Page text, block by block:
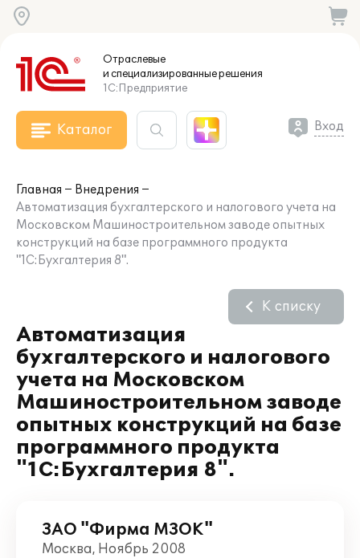
Отраслевые
и специализированныерешения
1С:Предприятие
Каталог Вход
Главная
Внедрения
Автоматизация бухгалтерского и налогового учета на
Московском Машиностроительном заводе опытных
конструкций на базе программного продукта
"1С:Бухгалтерия 8".
Автоматизация
бухгалтерского и налогового
учета на Московском
Машиностроительном заводе
опытных конструкций на базе
программного продукта
"1С:Бухгалтерия 8".
К списку
ЗАО "Фирма МЗОК"
Москва, Ноябрь 2008